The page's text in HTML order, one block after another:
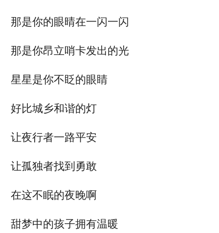
那是你的眼晴在一闪一闪
那是你昂立哨卡发出的光
星星是你不眨的眼睛
好比城乡和谐的灯
让夜行者一路平安
让孤独者找到勇敢
在这不眠的夜晚啊
甜梦中的孩子拥有温暖